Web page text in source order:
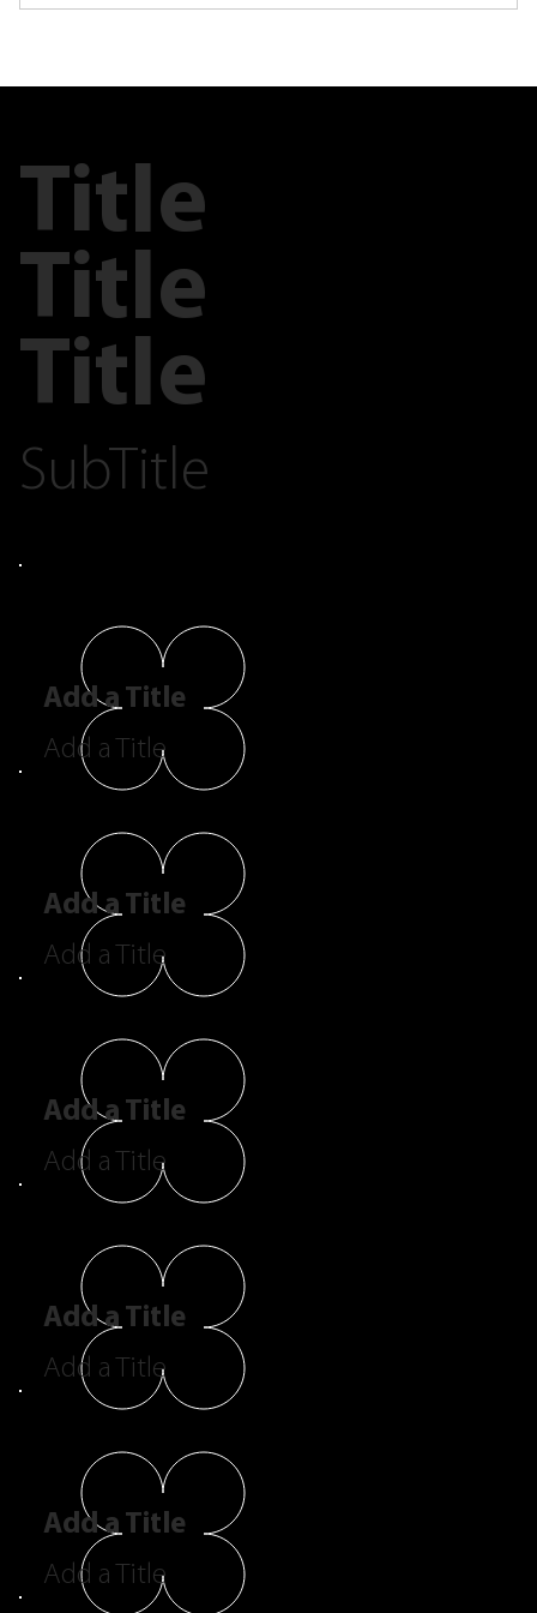
Title
Title
Title
SubTitle
Add a Title
Add a Title
Add a Title
Add a Title
Add a Title
Add a Title
Add a Title
Add a Title
Add a Title
Add a Title